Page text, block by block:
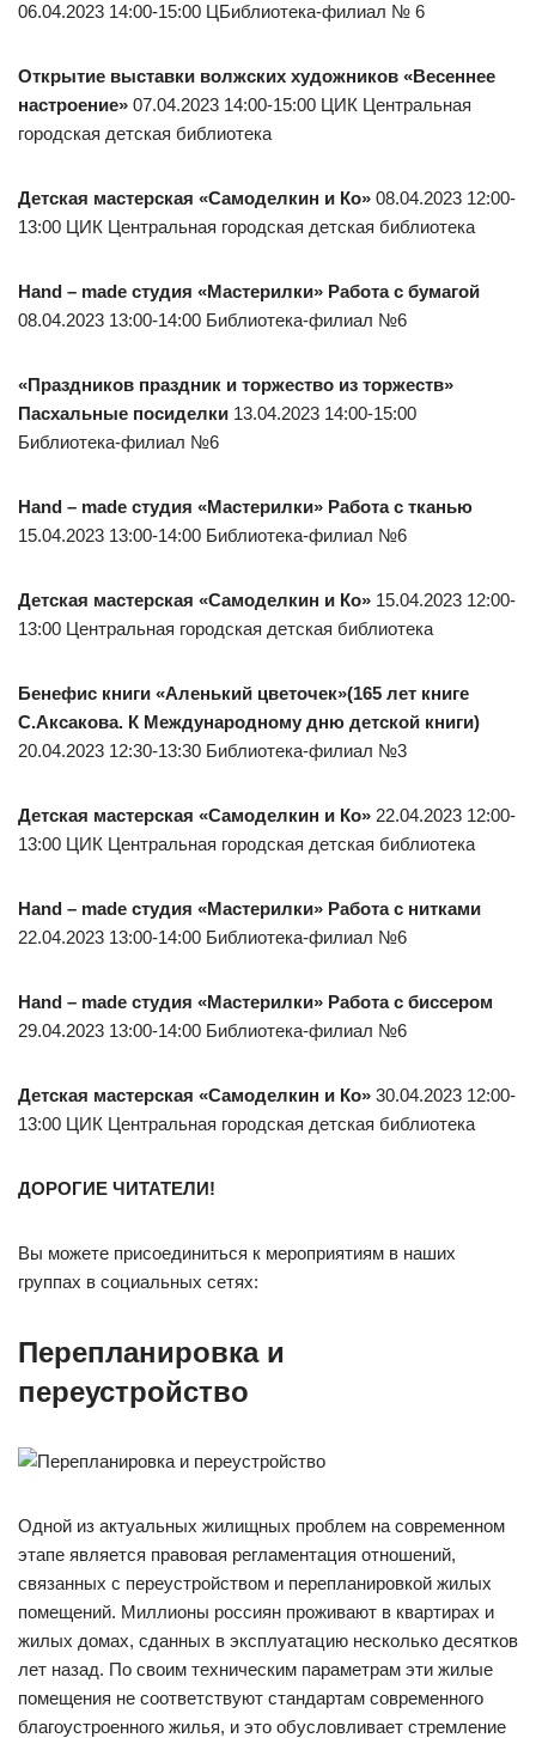
06.04.2023 14:00-15:00 ЦБиблиотека-филиал № 6
Открытие выставки волжских художников «Весеннее
настроение» 07.04.2023 14:00-15:00 ЦИК Центральная
городская детская библиотека
Детская мастерская «Самоделкин и Ко» 08.04.2023 12:00-
13:00 ЦИК Центральная городская детская библиотека
Hand – made студия «Мастерилки» Работа с бумагой
08.04.2023 13:00-14:00 Библиотека-филиал №6
«Праздников праздник и торжество из торжеств»
Пасхальные посиделки 13.04.2023 14:00-15:00
Библиотека-филиал №6
Hand – made студия «Мастерилки» Работа с тканью
15.04.2023 13:00-14:00 Библиотека-филиал №6
Детская мастерская «Самоделкин и Ко» 15.04.2023 12:00-
13:00 Центральная городская детская библиотека
Бенефис книги «Аленький цветочек»(165 лет книге
С.Аксакова. К Международному дню детской книги)
20.04.2023 12:30-13:30 Библиотека-филиал №3
Детская мастерская «Самоделкин и Ко» 22.04.2023 12:00-
13:00 ЦИК Центральная городская детская библиотека
Hand – made студия «Мастерилки» Работа с нитками
22.04.2023 13:00-14:00 Библиотека-филиал №6
Hand – made студия «Мастерилки» Работа с биссером
29.04.2023 13:00-14:00 Библиотека-филиал №6
Детская мастерская «Самоделкин и Ко» 30.04.2023 12:00-
13:00 ЦИК Центральная городская детская библиотека
ДОРОГИЕ ЧИТАТЕЛИ!
Вы можете присоединиться к мероприятиям в наших
группах в социальных сетях:
Перепланировка и
переустройство
Одной из актуальных жилищных проблем на современном
этапе является правовая регламентация отношений,
связанных с переустройством и перепланировкой жилых
помещений. Миллионы россиян проживают в квартирах и
жилых домах, сданных в эксплуатацию несколько десятков
лет назад. По своим техническим параметрам эти жилые
помещения не соответствуют стандартам современного
благоустроенного жилья, и это обусловливает стремление